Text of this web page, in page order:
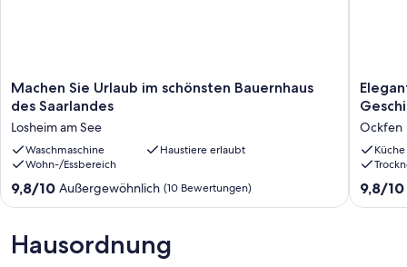
Kinder und Jugendliche zwischen 14 und dem vollendetem 17.
Lebensjahr erhalten eine 50 %ige Ermäßigung. Nähere
Weiskirchen.
Machen
Sie
im
schönsten
Bauernhaus
des
Saarlandes
am
See
Machen Sie Urlaub im schönsten Bauernhaus
des Saarlandes
Losheim am See
Waschmaschine
Haustiere erlaubt
Wohn-/Essbereich
9.8
Außergewöhnlich,
(10
9,8/10 Außergewöhnlich (10 Bewertungen)
einem
mit
Ockfen
Ockfen
Küche
9.8
9,8/10
Hausordnung